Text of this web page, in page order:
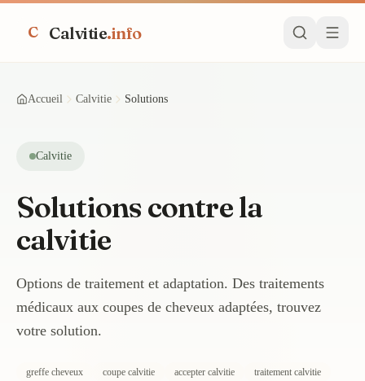
C Calvitie.info
Accueil Calvitie Solutions
Calvitie
Solutions contre la
calvitie
Options de traitement et adaptation. Des traitements
médicaux aux coupes de cheveux adaptées, trouvez
votre solution.
greffe cheveux coupe calvitie accepter calvitie traitement calvitie